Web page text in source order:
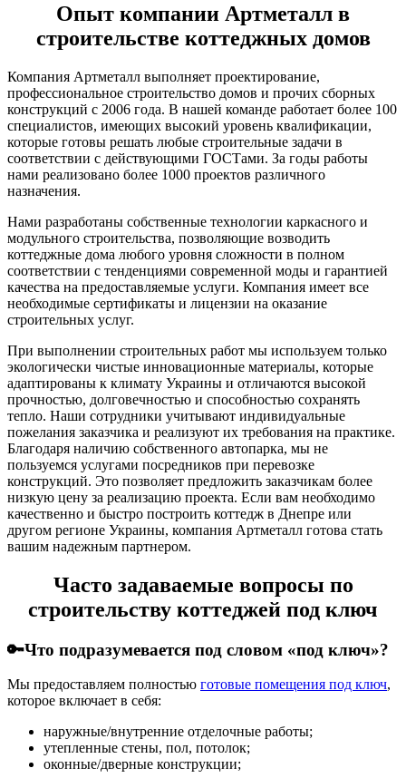
Опыт компании Артметалл в
строительстве коттеджных домов
Компания Артметалл выполняет проектирование,
профессиональное строительство домов и прочих сборных
конструкций с 2006 года. В нашей команде работает более 100
специалистов, имеющих высокий уровень квалификации,
которые готовы решать любые строительные задачи в
соответствии с действующими ГОСТами. За годы работы
нами реализовано более 1000 проектов различного
назначения.
Нами разработаны собственные технологии каркасного и
модульного строительства, позволяющие возводить
коттеджные дома любого уровня сложности в полном
соответствии с тенденциями современной моды и гарантией
качества на предоставляемые услуги. Компания имеет все
необходимые сертификаты и лицензии на оказание
строительных услуг.
При выполнении строительных работ мы используем только
экологически чистые инновационные материалы, которые
адаптированы к климату Украины и отличаются высокой
прочностью, долговечностью и способностью сохранять
тепло. Наши сотрудники учитывают индивидуальные
пожелания заказчика и реализуют их требования на практике.
Благодаря наличию собственного автопарка, мы не
пользуемся услугами посредников при перевозке
конструкций. Это позволяет предложить заказчикам более
низкую цену за реализацию проекта. Если вам необходимо
качественно и быстро построить коттедж в Днепре или
другом регионе Украины, компания Артметалл готова стать
вашим надежным партнером.
Часто задаваемые вопросы по
строительству коттеджей под ключ
🔑Что подразумевается под словом «под ключ»?
Мы предоставляем полностью готовые помещения под ключ,
которое включает в себя:
наружные/внутренние отделочные работы;
утепленные стены, пол, потолок;
оконные/дверные конструкции;